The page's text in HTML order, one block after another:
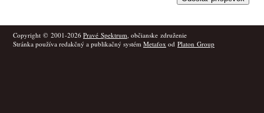
Copyright © 2001-2026 Pravé Spektrum, občianske združenie
Stránka používa redakčný a publikačný systém Metafox od Platon Group